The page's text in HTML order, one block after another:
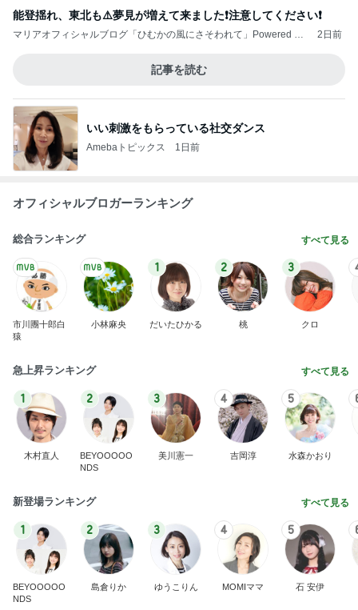
能登揺れ、東北も⚠️夢見が増えて来ました❗️注意してください❗️
マリアオフィシャルブログ「ひむかの風にさそわれて」Powered by
2日前
記事を読む
いい刺激をもらっている社交ダンス
Amebaトピックス 1日前
オフィシャルブロガーランキング
総合ランキング すべて見る
市川團十郎白
猿
小林麻央
1
だいたひかる
2
桃
3
クロ
急上昇ランキング すべて見る
1
木村直人
2
BEYOOOOO
NDS
3
美川憲一
4
吉岡淳
5
水森かおり
新登場ランキング すべて見る
1
BEYOOOOO
NDS
2
島倉りか
3
ゆうこりん
4
MOMIママ
5
石 安伊